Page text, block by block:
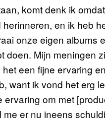
komt denk ik
en ik heb
onze eigen albums
doen. Mijn meningen
een fijne ervaring
want ik vond het erg
om met
er nu ineens